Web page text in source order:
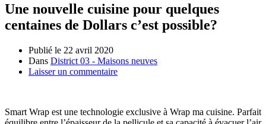
Une nouvelle cuisine pour quelques
centaines de Dollars c’est possible?
Publié le 22 avril 2020
Dans District 03 - Maisons neuves
Laisser un commentaire
Smart Wrap est une technologie exclusive à Wrap ma cuisine. Parfait